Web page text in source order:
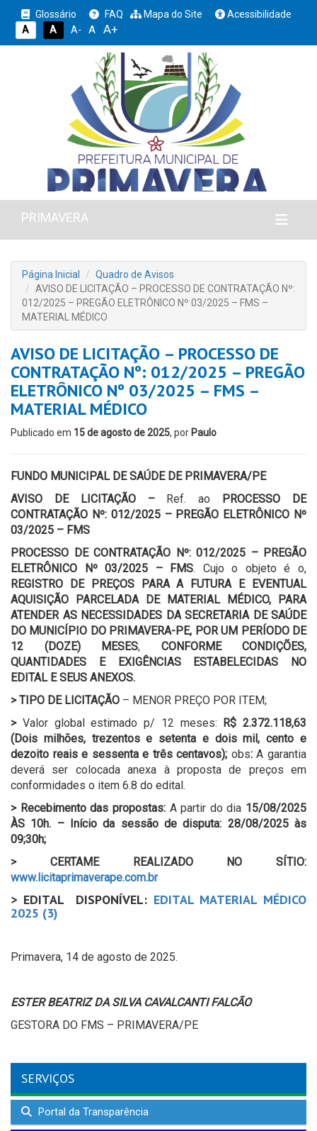
Glossário FAQ Mapa do Site
Acessibilidade
A
A A- A A+
PRIMAVERA
Página Inicial
Quadro de Avisos
AVISO DE LICITAÇÃO – PROCESSO DE CONTRATAÇÃO Nº:
012/2025 – PREGÃO ELETRÔNICO Nº 03/2025 – FMS –
MATERIAL MÉDICO
AVISO DE LICITAÇÃO – PROCESSO DE
CONTRATAÇÃO Nº: 012/2025 – PREGÃO
ELETRÔNICO Nº 03/2025 – FMS –
MATERIAL MÉDICO
Publicado em 15 de agosto de 2025, por Paulo
FUNDO MUNICIPAL DE SAÚDE DE PRIMAVERA/PE
AVISO DE LICITAÇÃO – Ref. ao PROCESSO DE
CONTRATAÇÃO Nº: 012/2025 – PREGÃO ELETRÔNICO Nº
03/2025 – FMS
PROCESSO DE CONTRATAÇÃO Nº: 012/2025 – PREGÃO
ELETRÔNICO Nº 03/2025 – FMS. Cujo o objeto é o,
REGISTRO DE PREÇOS PARA A FUTURA E EVENTUAL
AQUISIÇÃO
PARCELADA DE
MATERIAL MÉDICO, PARA
ATENDER AS NECESSIDADES DA SECRETARIA DE SAÚDE
DO MUNICÍPIO DO PRIMAVERA-PE, POR UM PERÍODO DE
12 (DOZE) MESES, CONFORME CONDIÇÕES,
QUANTIDADES E EXIGÊNCIAS ESTABELECIDAS NO
EDITAL E SEUS ANEXOS.
> TIPO DE LICITAÇÃO – MENOR PREÇO POR ITEM;
>Valor global estimado p/ 12 meses: R$ 2.372.118,63
(Dois milhões, trezentos e setenta e dois mil, cento e
dezoito reais e sessenta e três centavos); obs:A garantia
deverá ser colocada anexa à proposta de preços em
conformidades o item 6.8 do edital.
> Recebimento das propostas: A partir do dia 15/08/2025
ÀS 10h. – Início da sessão de disputa: 28/08/2025 às
09;30h;
> CERTAME REALIZADO NO SÍTIO:
www.licitaprimaverape.com.br
> EDITAL DISPONÍVEL: EDITAL MATERIAL MÉDICO
2025 (3)
Primavera, 14 de agosto de 2025.
ESTER BEATRIZ DA SILVA CAVALCANTI FALCÃO
GESTORA DO FMS – PRIMAVERA/PE
SERVIÇOS
Portal da Transparência